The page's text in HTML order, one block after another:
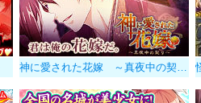
神に愛された花嫁 ～真夜中の契り～